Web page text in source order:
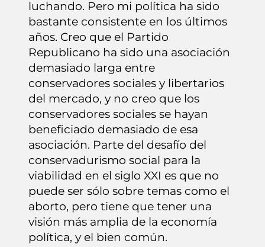
luchando. Pero mi política ha sido
bastante consistente en los últimos
años. Creo que el Partido
Republicano ha sido una asociación
demasiado larga entre
conservadores sociales y libertarios
del mercado, y no creo que los
conservadores sociales se hayan
beneficiado demasiado de esa
asociación. Parte del desafío del
conservadurismo social para la
viabilidad en el siglo XXI es que no
puede ser sólo sobre temas como el
aborto, pero tiene que tener una
visión más amplia de la economía
política, y el bien común.